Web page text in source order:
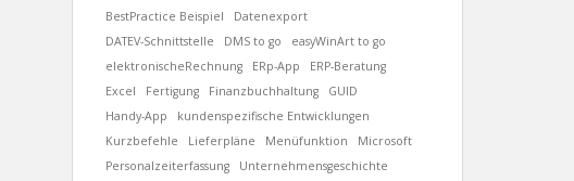
BestPractice Beispiel
Datenexport
DATEV-Schnittstelle
DMS to go
easyWinArt to go
elektronischeRechnung
ERp-App
ERP-Beratung
Excel
Fertigung Finanzbuchhaltung
GUID
Handy-App
kundenspezifische Entwicklungen
Kurzbefehle
Lieferpläne Menüfunktion
Microsoft
Personalzeiterfassung
Unternehmensgeschichte